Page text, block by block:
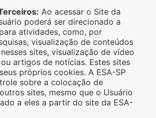
Ao acessar o Site da
poderá ser direcionado a
atividades, como, por
visualização de conteúdos
sites, visualização de vídeo
artigos de notícias. Estes sites
próprios cookies. A ESA-SP
sobre a colocação de
sites, mesmo que o Usuário
a eles a partir do site da ESA-